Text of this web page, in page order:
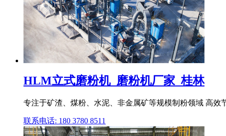
HLM立式磨粉机_磨粉机厂家_桂林
专注于矿渣、煤粉、水泥、非金属矿等规模制粉领域 高
联系电话: 180 3780 8511